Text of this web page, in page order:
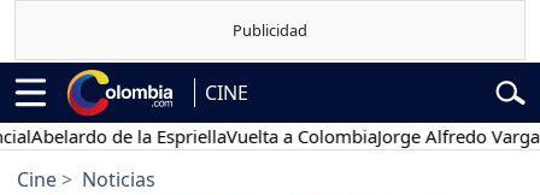
CINE
de la EspriellaVuelta a ColombiaJorge Alfredo Vargas
Cine Noticias